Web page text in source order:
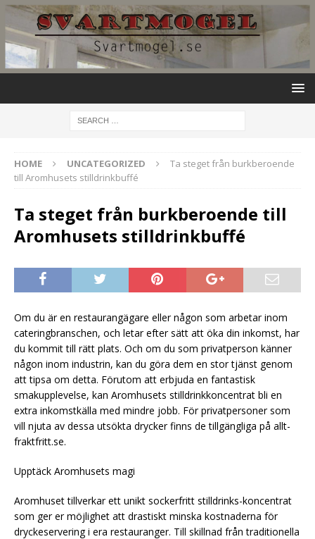
HOME UNCATEGORIZED
Ta steget från burkberoende
till Aromhusets stilldrinkbuffé
Ta steget från burkberoende till
Aromhusets stilldrinkbuffé
Om du är en restaurangägare eller någon som arbetar inom
cateringbranschen, och letar efter sätt att öka din inkomst, har
du kommit till rätt plats. Och om du som privatperson känner
någon inom industrin, kan du göra dem en stor tjänst genom
att tipsa om detta. Förutom att erbjuda en fantastisk
smakupplevelse, kan Aromhusets stilldrinkkoncentrat bli en
extra inkomstkälla med mindre jobb. För privatpersoner som
vill njuta av dessa utsökta drycker finns de tillgängliga på allt-
fraktfritt.se.
Upptäck Aromhusets magi
Aromhuset tillverkar ett unikt sockerfritt stilldrinks-koncentrat
som ger er möjlighet att drastiskt minska kostnaderna för
dryckeservering i era restauranger. Till skillnad från traditionella